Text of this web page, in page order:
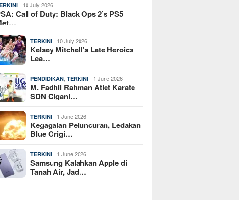
10 July 2026
Call of Duty: Black Ops 2’s PS5
TERKINI 10 July 2026
Kelsey Mitchell’s Late Heroics
Lea…
PENDIDIKAN ,TERKINI 1 June 2026
M. Fadhil Rahman Atlet Karate
SDN Cigani…
TERKINI 1 June 2026
Kegagalan Peluncuran, Ledakan
Blue Origi…
TERKINI 1 June 2026
Samsung Kalahkan Apple di
Tanah Air, Jad…